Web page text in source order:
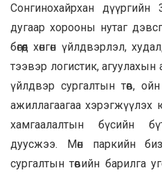
Сонгинохайрхан
дугаар хорооны нутаг
бөгөөд хөнгөн үйлдвэрлэл,
тээвэр логистик,
үйлдвэр сургалтын төв,
ажиллагаагаа
хамгаалалтын бүсийн
дуусжээ. Мөн паркийн
сургалтын төвийн барилга